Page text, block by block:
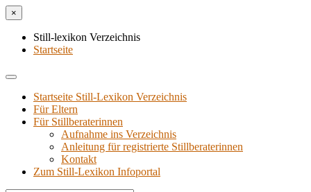
×
Still-lexikon Verzeichnis
Startseite
Startseite Still-Lexikon Verzeichnis
Für Eltern
Für Stillberaterinnen
Aufnahme ins Verzeichnis
Anlei­tung für regis­trier­te Stillberaterinnen
Kon­takt
Zum Still-Lexikon Infoportal